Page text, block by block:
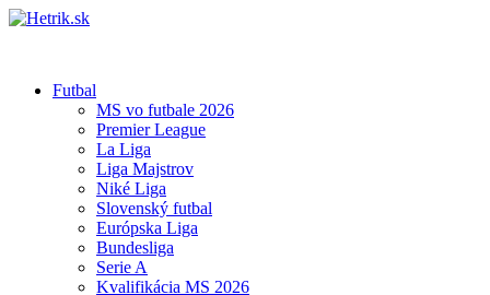
Futbal
MS vo futbale 2026
Premier League
La Liga
Liga Majstrov
Niké Liga
Slovenský futbal
Európska Liga
Bundesliga
Serie A
Kvalifikácia MS 2026